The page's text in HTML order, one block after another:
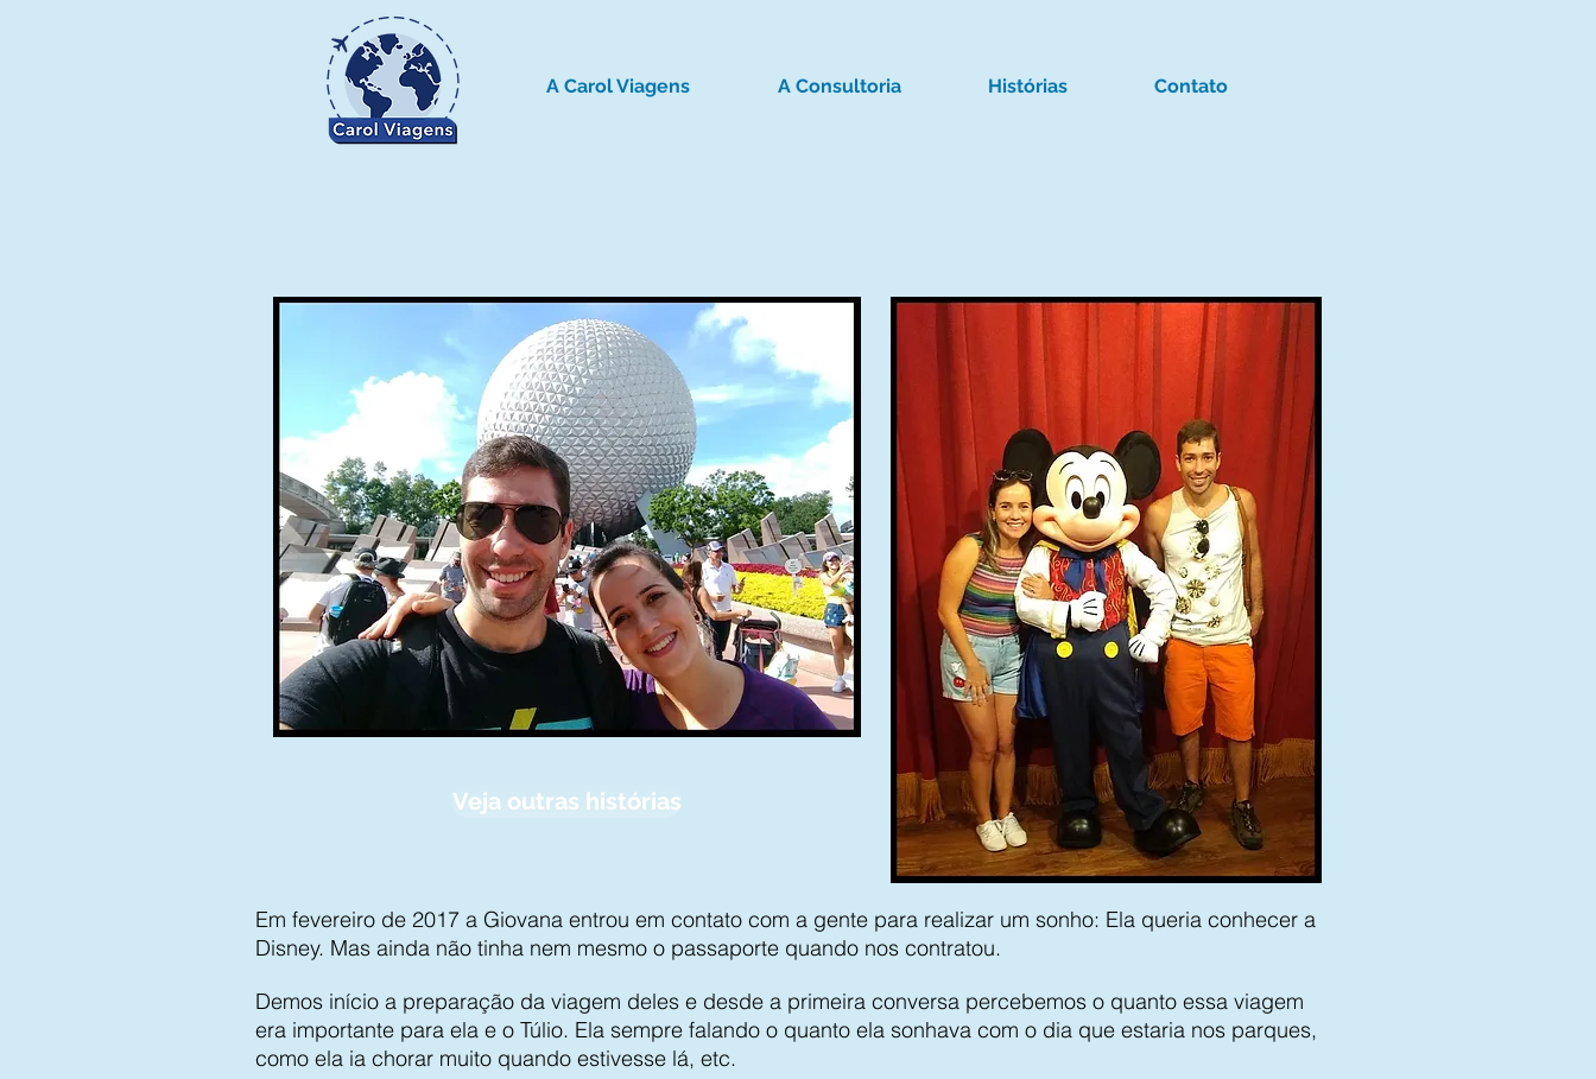
A Carol Viagens A Consultoria Histórias Contato
Veja outras histórias
Em fevereiro de 2017 a Giovana entrou em contato com a gente para realizar um sonho: Ela queria conhecer a
Disney. Mas ainda não tinha nem mesmo o passaporte quando nos contratou.
Demos início a preparação da viagem deles e desde a primeira conversa percebemos o quanto essa viagem
era importante para ela e o Túlio. Ela sempre falando o quanto ela sonhava com o dia que estaria nos parques,
como ela ia chorar muito quando estivesse lá, etc.